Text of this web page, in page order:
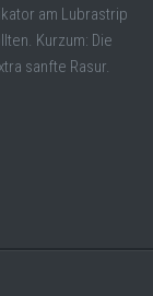
am Lubrastrip
Kurzum: Die
sanfte Rasur.